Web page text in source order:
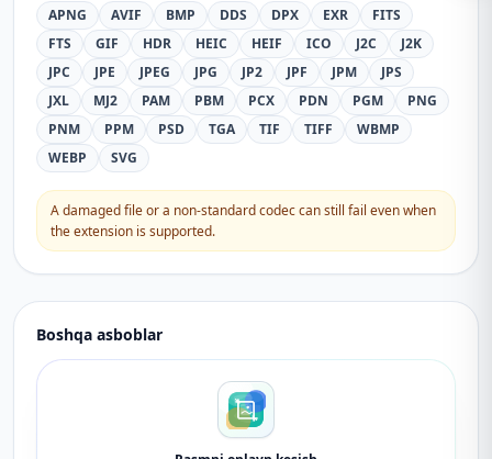
APNG
AVIF BMP DDS DPX EXR
FITS
FTS
GIF HDR HEIC HEIF ICO J2C
J2K
JPC
JPE JPEG JPG JP2 JPF JPM
JPS
JXL
MJ2 PAM PBM PCX PDN PGM
PNG
PNM
PPM PSD TGA TIF TIFF
WBMP
WEBP
SVG
A damaged file or a non-standard codec can still fail even when
the extension is supported.
Boshqa asboblar